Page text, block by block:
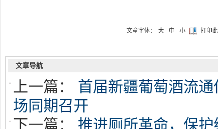
文章字体： 大 中 小 打印
文章导航
上一篇： 首届新疆葡萄酒流
场同期召开
下一篇：
推进厕所革命，保